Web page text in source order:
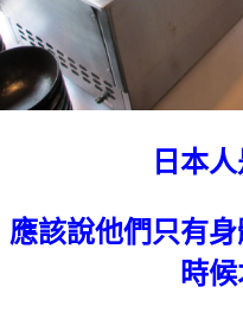
日本
應該說他們只有
時